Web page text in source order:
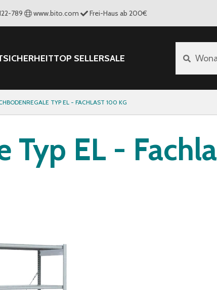
789 www.bito.com Frei-Haus ab 200€
SICHERHEITTOP SELLERSALE
TYP EL - FACHLAST 100 KG
Typ EL -